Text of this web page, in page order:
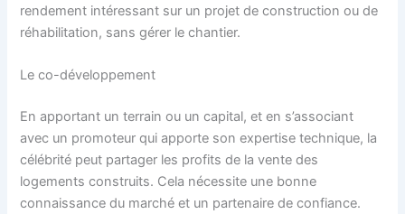
rendement intéressant sur un projet de construction ou de
réhabilitation, sans gérer le chantier.
Le co-développement
En apportant un terrain ou un capital, et en s’associant
avec un promoteur qui apporte son expertise technique, la
célébrité peut partager les profits de la vente des
logements construits. Cela nécessite une bonne
connaissance du marché et un partenaire de confiance.